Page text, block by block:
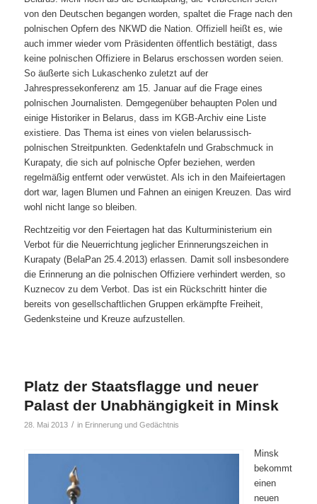
von den Deutschen begangen worden, spaltet die Frage nach den
polnischen Opfern des NKWD die Nation. Offiziell heißt es, wie
auch immer wieder vom Präsidenten öffentlich bestätigt, dass
keine polnischen Offiziere in Belarus erschossen worden seien.
So äußerte sich Lukaschenko zuletzt auf der
Jahrespressekonferenz am 15. Januar auf die Frage eines
polnischen Journalisten. Demgegenüber behaupten Polen und
einige Historiker in Belarus, dass im KGB-Archiv eine Liste
existiere. Das Thema ist eines von vielen belarussisch-
polnischen Streitpunkten. Gedenktafeln und Grabschmuck in
Kurapaty, die sich auf polnische Opfer beziehen, werden
regelmäßig entfernt oder verwüstet. Als ich in den Maifeiertagen
dort war, lagen Blumen und Fahnen an einigen Kreuzen. Das wird
wohl nicht lange so bleiben.
Rechtzeitig vor den Feiertagen hat das Kulturministerium ein
Verbot für die Neuerrichtung jeglicher Erinnerungszeichen in
Kurapaty (BelaPan 25.4.2013) erlassen. Damit soll insbesondere
die Erinnerung an die polnischen Offiziere verhindert werden, so
Kuznecov zu dem Verbot. Das ist ein Rückschritt hinter die
bereits von gesellschaftlichen Gruppen erkämpfte Freiheit,
Gedenksteine und Kreuze aufzustellen.
Platz der Staatsflagge und neuer
Palast der Unabhängigkeit in Minsk
28. Mai 2013 / in Erinnerung und Gedächtnis
Minsk
bekommt
einen
neuen